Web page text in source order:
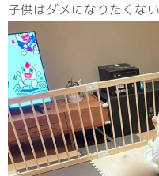
お問合せ
子供はダメになりたくな